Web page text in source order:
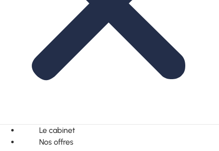
Le cabinet
Nos offres